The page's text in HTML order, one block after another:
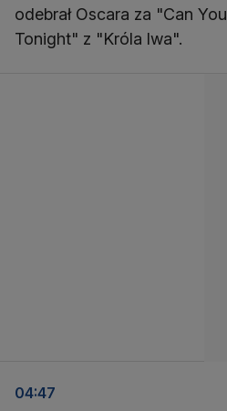
odebrał Oscara za "Can
Tonight" z "Króla lwa".
04:47